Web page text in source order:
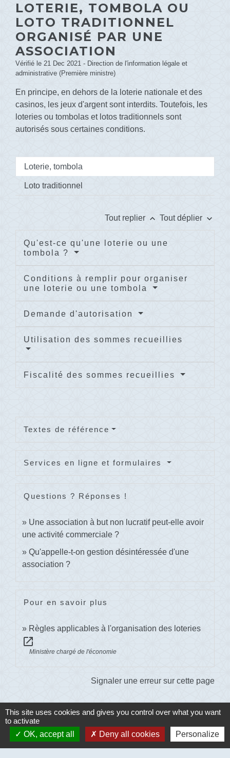
LOTERIE, TOMBOLA OU
LOTO TRADITIONNEL
ORGANISÉ PAR UNE
ASSOCIATION
Vérifié le 21 Dec 2021 - Direction de l'information légale et
administrative (Première ministre)
En principe, en dehors de la loterie nationale et des
casinos, les jeux d'argent sont interdits. Toutefois, les
loteries ou tombolas et lotos traditionnels sont
autorisés sous certaines conditions.
Loterie, tombola
Loto traditionnel
Tout replier keyboard_arrow_up Tout déplier keyboard_arrow_down
Qu'est-ce qu'une loterie ou une
tombola ?
Conditions à remplir pour organiser
une loterie ou une tombola
Demande d'autorisation
Utilisation des sommes recueillies
Fiscalité des sommes recueillies
Textes de référence
Services en ligne et formulaires
Questions ? Réponses !
Une association à but non lucratif peut-elle avoir
une activité commerciale ?
Qu'appelle-t-on gestion désintéressée d'une
association ?
Pour en savoir plus
Règles applicables à l'organisation des loteries
open_in_new
Ministère chargé de l'économie
Signaler une erreur sur cette page
Contacts
This site uses cookies and gives you control over what you want
to activate
OK, accept all
Deny all cookies Personalize